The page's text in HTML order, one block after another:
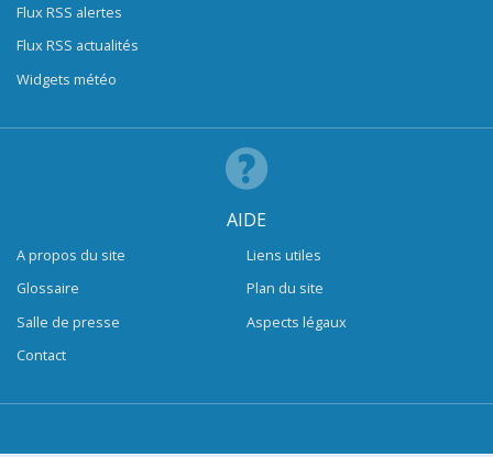
Flux RSS alertes
Flux RSS actualités
Widgets météo
AIDE
A propos du site
Glossaire
Salle de presse
Contact
Liens utiles
Plan du site
Aspects légaux